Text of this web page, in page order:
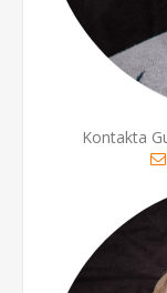
Kontakta